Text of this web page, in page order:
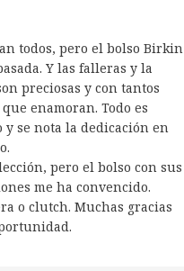
todos, pero el bolso Birkin
Y las falleras y la
preciosas y con tantos
enamoran. Todo es
y se nota la dedicación en
pero el bolso con sus
me ha convencido.
o clutch. Muchas gracias